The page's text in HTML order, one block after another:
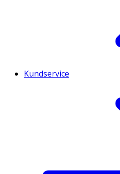
Kundservice